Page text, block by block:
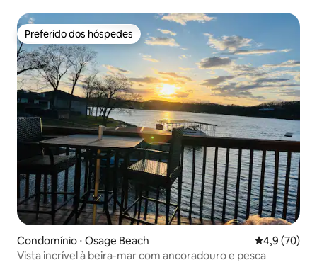
Preferido dos hóspedes
Preferido dos hóspedes
Condomínio ⋅ Osage Beach 4,9 de uma
4,9 (70)
Vista incrível à beira-mar com ancoradouro e pesca